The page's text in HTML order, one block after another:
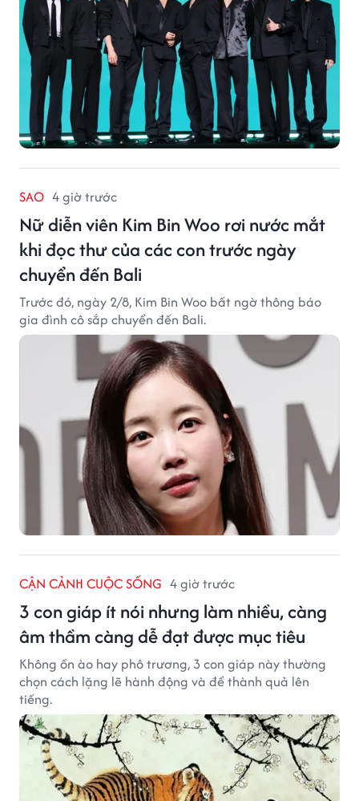
SAO 4 giờ trước
Nữ diễn viên Kim Bin Woo rơi nước mắt
khi đọc thư của các con trước ngày
chuyển đến Bali
Trước đó, ngày 2/8, Kim Bin Woo bất ngờ thông báo
gia đình cô sắp chuyển đến Bali.
CẬN CẢNH CUỘC SỐNG 4 giờ trước
3 con giáp ít nói nhưng làm nhiều, càng
âm thầm càng dễ đạt được mục tiêu
Không ồn ào hay phô trương, 3 con giáp này thường
chọn cách lặng lẽ hành động và để thành quả lên
tiếng.